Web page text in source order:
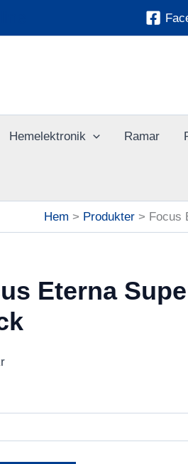
Hemelektronik Ramar
Hem Produkter Focus
Eterna